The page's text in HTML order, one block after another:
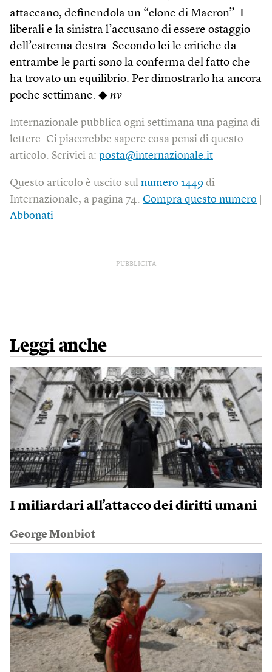
attaccano, definendola un “clone di Macron”. I
liberali e la sinistra l’accusano di essere ostaggio
dell’estrema destra. Secondo lei le critiche da
entrambe le parti sono la conferma del fatto che
ha trovato un equilibrio. Per dimostrarlo ha ancora
poche settimane. ◆ nv
Internazionale pubblica ogni settimana una pagina di
lettere. Ci piacerebbe sapere cosa pensi di questo
articolo. Scrivici a: posta@internazionale.it
Questo articolo è uscito sul numero 1449 di
Internazionale, a pagina 74. Compra questo numero
Abbonati
PUBBLICITÀ
Leggi anche
I miliardari all’attacco dei diritti umani
George Monbiot